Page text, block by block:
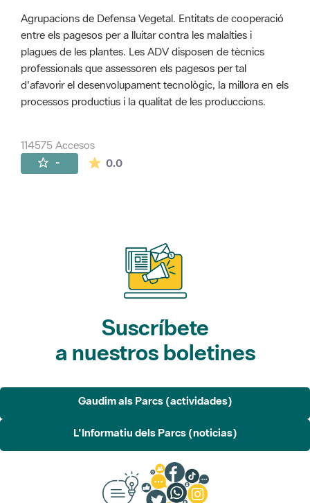
Agrupacions de Defensa Vegetal. Entitats de cooperació
entre els pagesos per a lluitar contra les malalties i
plagues de les plantes. Les ADV disposen de tècnics
professionals que assessoren els pagesos per tal
d'afavorir el desenvolupament tecnològic, la millora en els
processos productius i la qualitat de les produccions.
114575 Accesos
- 0.0La valoración media es de 0 estrellas de
Suscríbete
a nuestros boletines
Gaudim als Parcs (actividades)
L'Informatiu dels Parcs (noticias)